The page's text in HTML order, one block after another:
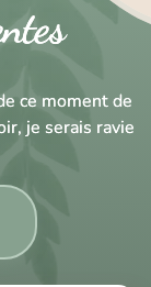
ce moment de
je serais ravie